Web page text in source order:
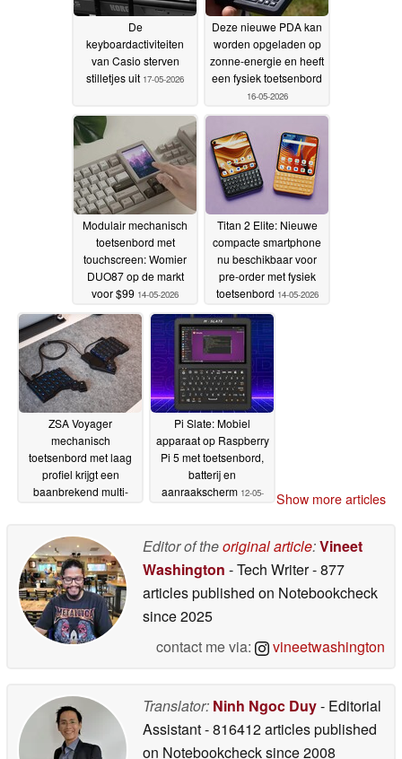
De
keyboardactiviteiten
van Casio sterven
stilletjes uit 17-05-2026
Deze nieuwe PDA kan
worden opgeladen op
zonne-energie en heeft
een fysiek toetsenbord
16-05-2026
Modulair mechanisch
toetsenbord met
touchscreen: Womier
DUO87 op de markt
voor $99 14-05-2026
Titan 2 Elite: Nieuwe
compacte smartphone
nu beschikbaar voor
pre-order met fysiek
toetsenbord 14-05-2026
ZSA Voyager
mechanisch
toetsenbord met laag
profiel krijgt een
baanbrekend multi-
compatibiliteit14-05-2026
Pi Slate: Mobiel
apparaat op Raspberry
Pi 5 met toetsenbord,
batterij en
aanraakscherm 12-05-
Show more articles
Editor of theoriginal article:Vineet
Washington - Tech Writer- 877
articles published on Notebookcheck
since 2025
contact me via:
vineetwashington
Translator: Ninh Ngoc Duy- Editorial
Assistant- 816412 articles published
on Notebookchecksince 2008